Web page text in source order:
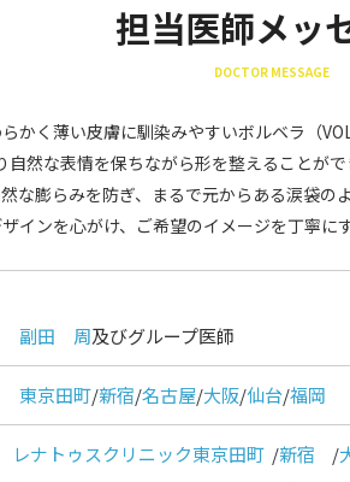
担当医師メッ
DOCTOR MESSAGE
かく薄い皮膚に馴染みやすいボルベラ（
然な表情を保ちながら形を整えることが
な膨らみを防ぎ、まるで元からある涙袋
インを心がけ、ご希望のイメージを丁寧に
副田 周及びグループ医師
東京田町/新宿/名古屋/大阪/仙台/福岡
レナトゥスクリニック東京田町 /新宿
/